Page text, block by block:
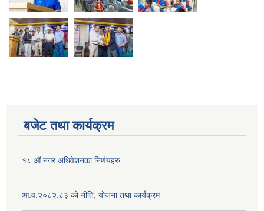
बजेट तथा कार्यक्रम
१८ औं नगर अधिवेशनका निर्णयहरु
आ.व.२०८२.८३ को नीति, योजना तथा कार्यक्रम